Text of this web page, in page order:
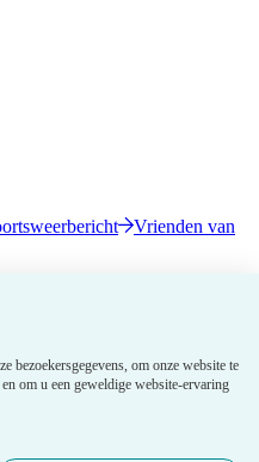
bezoekersgegevens, om onze website te
om u een geweldige website-ervaring
Vrienden van